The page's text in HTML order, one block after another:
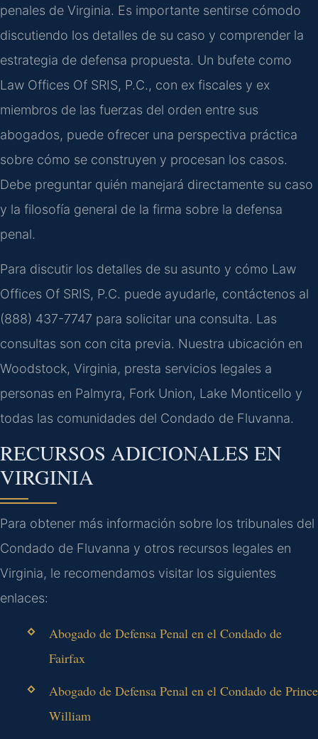
penales de Virginia. Es importante sentirse cómodo
discutiendo los detalles de su caso y comprender la
estrategia de defensa propuesta. Un bufete como
Law Offices Of SRIS, P.C., con ex fiscales y ex
miembros de las fuerzas del orden entre sus
abogados, puede ofrecer una perspectiva práctica
sobre cómo se construyen y procesan los casos.
Debe preguntar quién manejará directamente su caso
y la filosofía general de la firma sobre la defensa
penal.
Para discutir los detalles de su asunto y cómo Law
Offices Of SRIS, P.C. puede ayudarle, contáctenos al
(888) 437-7747 para solicitar una consulta. Las
consultas son con cita previa. Nuestra ubicación en
Woodstock, Virginia, presta servicios legales a
personas en Palmyra, Fork Union, Lake Monticello y
todas las comunidades del Condado de Fluvanna.
RECURSOS ADICIONALES EN
VIRGINIA
Para obtener más información sobre los tribunales del
Condado de Fluvanna y otros recursos legales en
Virginia, le recomendamos visitar los siguientes
enlaces:
Abogado de Defensa Penal en el Condado de
Fairfax
Abogado de Defensa Penal en el Condado de Prince
William